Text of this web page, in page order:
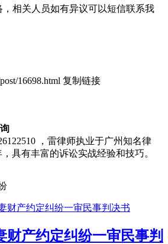
，相关人员如有异议可以短信联系我
16698.html 复制链接
，雷律师执业于广州知名律
具有丰富的诉讼实战经验和技巧。
财产约定纠纷一审民事判